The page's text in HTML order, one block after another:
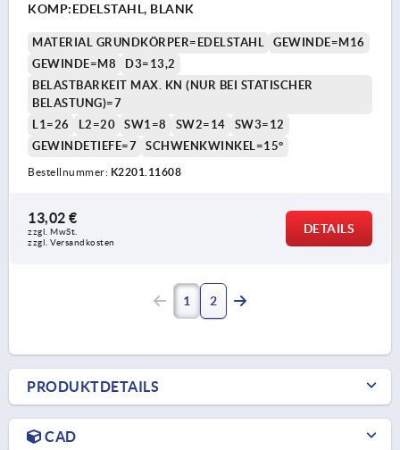
KOMP:EDELSTAHL, BLANK
MATERIAL GRUNDKÖRPER=EDELSTAHL
GEWINDE=M16
GEWINDE=M8
D3=13,2
BELASTBARKEIT MAX. KN (NUR BEI STATISCHER
BELASTUNG)=7
L1=26
L2=20 SW1=8 SW2=14
SW3=12
GEWINDETIEFE=7
SCHWENKWINKEL=15°
Bestellnummer: K2201.11608
13,02 €
zzgl. MwSt.
zzgl. Versandkosten
DETAILS
1 2
PRODUKTDETAILS
CAD